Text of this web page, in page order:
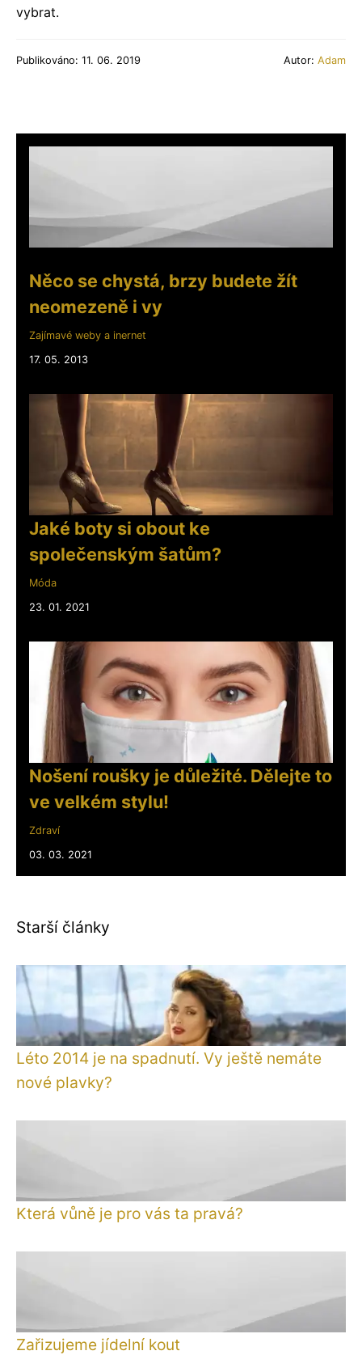
vybrat.
Publikováno: 11. 06. 2019 Autor: Adam
Něco se chystá, brzy budete žít
neomezeně i vy
Zajímavé weby a inernet
17. 05. 2013
Jaké boty si obout ke
společenským šatům?
Móda
23. 01. 2021
Nošení roušky je důležité. Dělejte to
ve velkém stylu!
Zdraví
03. 03. 2021
Starší články
Léto 2014 je na spadnutí. Vy ještě nemáte
nové plavky?
Která vůně je pro vás ta pravá?
Zařizujeme jídelní kout